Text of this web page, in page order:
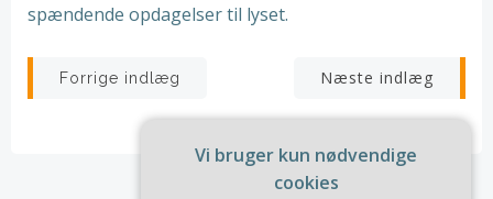
spændende opdagelser til lyset.
Indlægsnavigation
Forrige indlæg Næste indlæg
Vi bruger kun nødvendige
cookies